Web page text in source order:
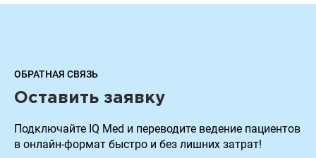
ОБРАТНАЯ СВЯЗЬ
Оставить заявку
Подключайте IQ Med и переводите ведение пациентов
в онлайн-формат быстро и без лишних затрат!